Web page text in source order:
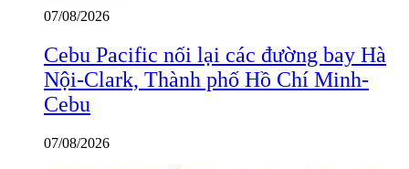
07/08/2026
Cebu Pacific nối lại các đường bay Hà
Nội-Clark, Thành phố Hồ Chí Minh-
Cebu
07/08/2026